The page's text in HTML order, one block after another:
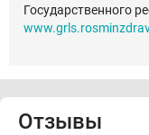
Государственного
Отзывы